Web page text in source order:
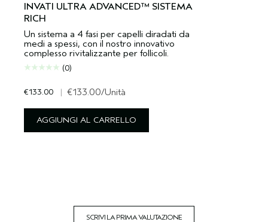
INVATI ULTRA ADVANCED™ SISTEMA
RICH
Un sistema a 4 fasi per capelli diradati da
medi a spessi, con il nostro innovativo
complesso rivitalizzante per follicoli.
(0)
€133.00 | €133.00/Unità
AGGIUNGI AL CARRELLO
SCRIVI LA PRIMA VALUTAZIONE